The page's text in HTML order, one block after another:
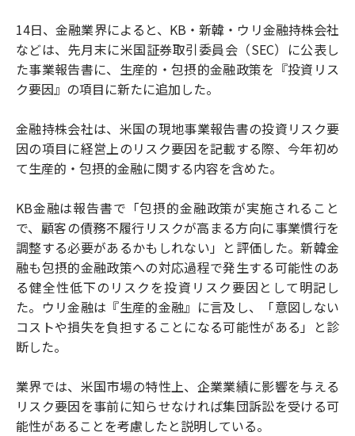
14日、金融業界によると、KB・新韓・ウリ金融持株会社
などは、先月末に米国証券取引委員会（SEC）に公表し
た事業報告書に、生産的・包摂的金融政策を『投資リス
ク要因』の項目に新たに追加した。
金融持株会社は、米国の現地事業報告書の投資リスク要
因の項目に経営上のリスク要因を記載する際、今年初め
て生産的・包摂的金融に関する内容を含めた。
KB金融は報告書で「包摂的金融政策が実施されること
で、顧客の債務不履行リスクが高まる方向に事業慣行を
調整する必要があるかもしれない」と評価した。新韓金
融も包摂的金融政策への対応過程で発生する可能性のあ
る健全性低下のリスクを投資リスク要因として明記し
た。ウリ金融は『生産的金融』に言及し、「意図しない
コストや損失を負担することになる可能性がある」と診
断した。
業界では、米国市場の特性上、企業業績に影響を与える
リスク要因を事前に知らせなければ集団訴訟を受ける可
能性があることを考慮したと説明している。